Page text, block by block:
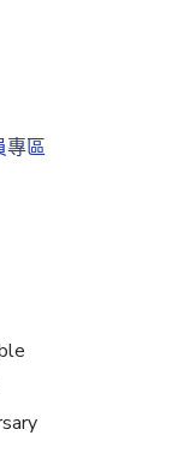
專區